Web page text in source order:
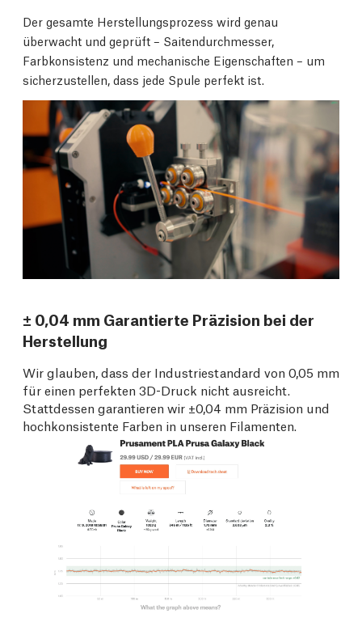
Der gesamte Herstellungsprozess wird genau
überwacht und geprüft – Saitendurchmesser,
Farbkonsistenz und mechanische Eigenschaften – um
sicherzustellen, dass jede Spule perfekt ist.
± 0,04 mm Garantierte Präzision bei der
Herstellung
Wir glauben, dass der Industriestandard von 0,05 mm
für einen perfekten 3D-Druck nicht ausreicht.
Stattdessen garantieren wir ±0,04 mm Präzision und
hochkonsistente Farben in unseren Filamenten.